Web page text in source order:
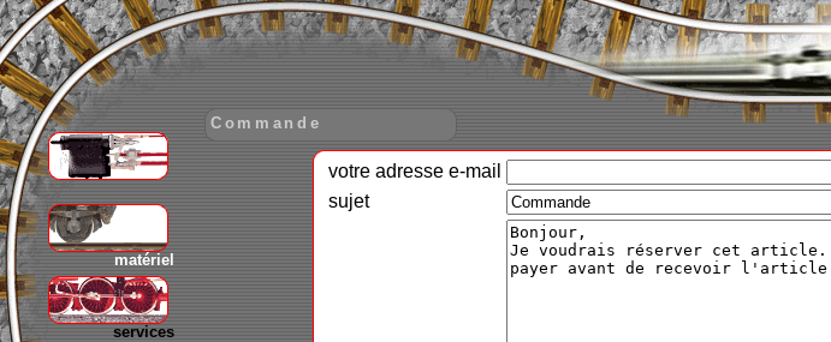
matériel
services
Commande
votre adresse e-mail
sujet